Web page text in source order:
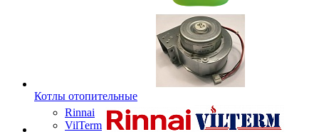
Котлы отопительные
Rinnai
VilTerm